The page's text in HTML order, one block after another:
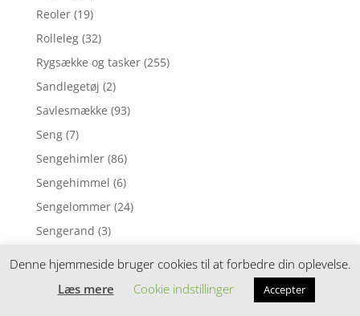
Reoler (19)
Rolleleg (32)
Rygsække og tasker (255)
Sandlegetøj (2)
Savlesmække (93)
Seng (7)
Sengehimler (86)
Sengehimmel (6)
Sengelommer (24)
Sengerand (3)
Denne hjemmeside bruger cookies til at forbedre din oplevelse.
Læs mere
Cookie indstillinger Accepter